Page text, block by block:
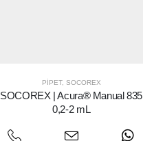
PIPET, SOCOREX
SOCOREX | Acura® Manual 835
0,2-2 mL